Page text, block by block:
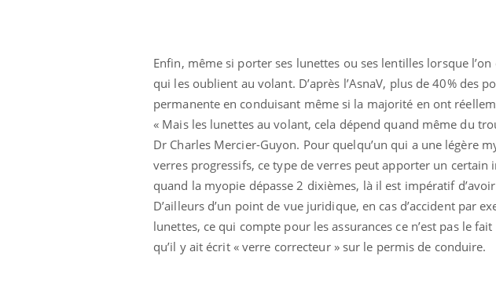
Enfin, même si porter ses lunettes ou ses lentilles lorsque
qui les oublient au volant. D’après l’AsnaV, plus de 40% des
permanente en conduisant même si la majorité en ont
« Mais les lunettes au volant, cela dépend quand même du
Dr Charles Mercier-Guyon. Pour quelqu’un qui a une légère
verres progressifs, ce type de verres peut apporter un
quand la myopie dépasse 2 dixièmes, là il est impératif
D’ailleurs d’un point de vue juridique, en cas d’accident par
lunettes, ce qui compte pour les assurances ce n’est pas le
qu’il y ait écrit « verre correcteur » sur le permis de conduire.